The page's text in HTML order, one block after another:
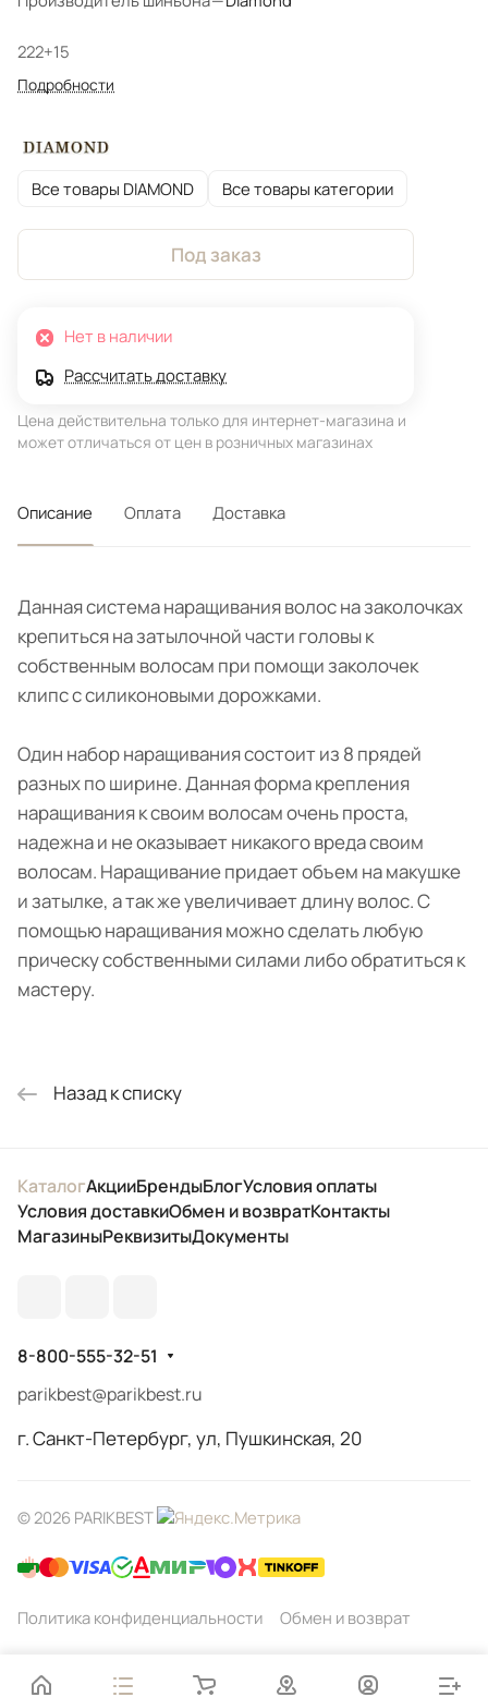
222+15
Подробности
Все товары DIAMOND Все товары категории
Под заказ
Нет в наличии
Рассчитать доставку
Цена действительна только для интернет-магазина и
может отличаться от цен в розничных магазинах
Описание Оплата Доставка
Данная система наращивания волос на заколочках
крепиться на затылочной части головы к
собственным волосам при помощи заколочек
клипс с силиконовыми дорожками.
Один набор наращивания состоит из 8 прядей
разных по ширине. Данная форма крепления
наращивания к своим волосам очень проста,
надежна и не оказывает никакого вреда своим
волосам. Наращивание придает объем на макушке
и затылке, а так же увеличивает длину волос. С
помощью наращивания можно сделать любую
прическу собственными силами либо обратиться к
мастеру.
Назад к списку
КаталогАкцииБрендыБлогУсловия оплаты
Условия доставкиОбмен и возвратКонтакты
МагазиныРеквизитыДокументы
8-800-555-32-51
parikbest@parikbest.ru
г. Санкт-Петербург, ул, Пушкинская, 20
© 2026 PARIKBEST
Политика конфиденциальности Обмен и возврат